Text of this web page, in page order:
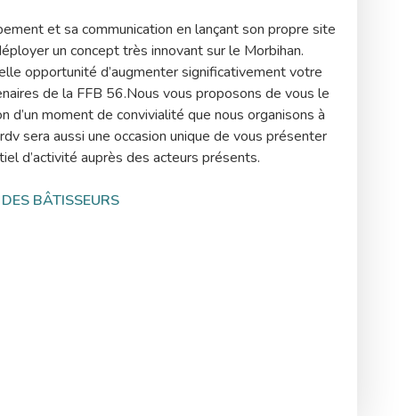
et sa communication en lançant son propre site
un concept très innovant sur le Morbihan.
opportunité d’augmenter significativement votre
de la FFB 56.Nous vous proposons de vous le
d’un moment de convivialité que nous organisons à
sera aussi une occasion unique de vous présenter
d’activité auprès des acteurs présents.
BÂTISSEURS